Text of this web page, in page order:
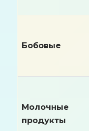
Бобовые
Молочные
продукты